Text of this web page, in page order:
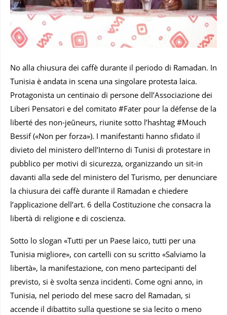
No alla chiusura dei caffè durante il periodo di Ramadan. In
Tunisia è andata in scena una singolare protesta laica.
Protagonista un centinaio di persone dell’Associazione dei
Liberi Pensatori e del comitato #Fater pour la défense de la
liberté des non-jeûneurs, riunite sotto l’hashtag #Mouch
Bessif («Non per forza»). I manifestanti hanno sfidato il
divieto del ministero dell’Interno di Tunisi di protestare in
pubblico per motivi di sicurezza, organizzando un sit-in
davanti alla sede del ministero del Turismo, per denunciare
la chiusura dei caffè durante il Ramadan e chiedere
l’applicazione dell’art. 6 della Costituzione che consacra la
libertà di religione e di coscienza.
Sotto lo slogan «Tutti per un Paese laico, tutti per una
Tunisia migliore», con cartelli con su scritto «Salviamo la
libertà», la manifestazione, con meno partecipanti del
previsto, si è svolta senza incidenti. Come ogni anno, in
Tunisia, nel periodo del mese sacro del Ramadan, si
accende il dibattito sulla questione se sia lecito o meno